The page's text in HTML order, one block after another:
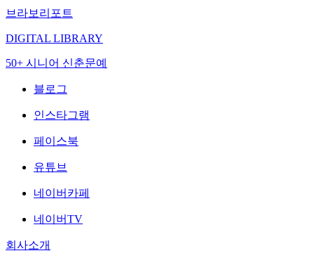
브라보리포트
DIGITAL LIBRARY
50+ 시니어 신춘문예
블로그
인스타그램
페이스북
유튜브
네이버카페
네이버TV
회사소개